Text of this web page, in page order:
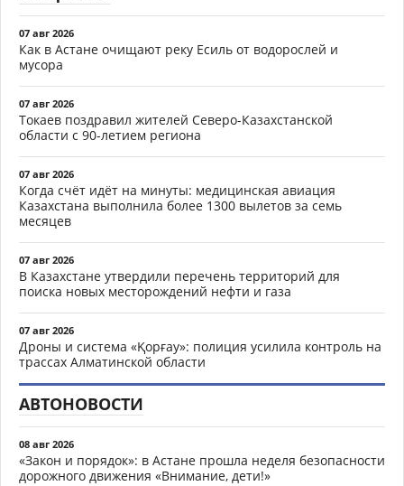
07 авг 2026
Как в Астане очищают реку Есиль от водорослей и
мусора
07 авг 2026
Токаев поздравил жителей Северо-Казахстанской
области с 90-летием региона
07 авг 2026
Когда счёт идёт на минуты: медицинская авиация
Казахстана выполнила более 1300 вылетов за семь
месяцев
07 авг 2026
В Казахстане утвердили перечень территорий для
поиска новых месторождений нефти и газа
07 авг 2026
Дроны и система «Қорғау»: полиция усилила контроль на
трассах Алматинской области
АВТОНОВОСТИ
08 авг 2026
«Закон и порядок»: в Астане прошла неделя безопасности
дорожного движения «Внимание, дети!»